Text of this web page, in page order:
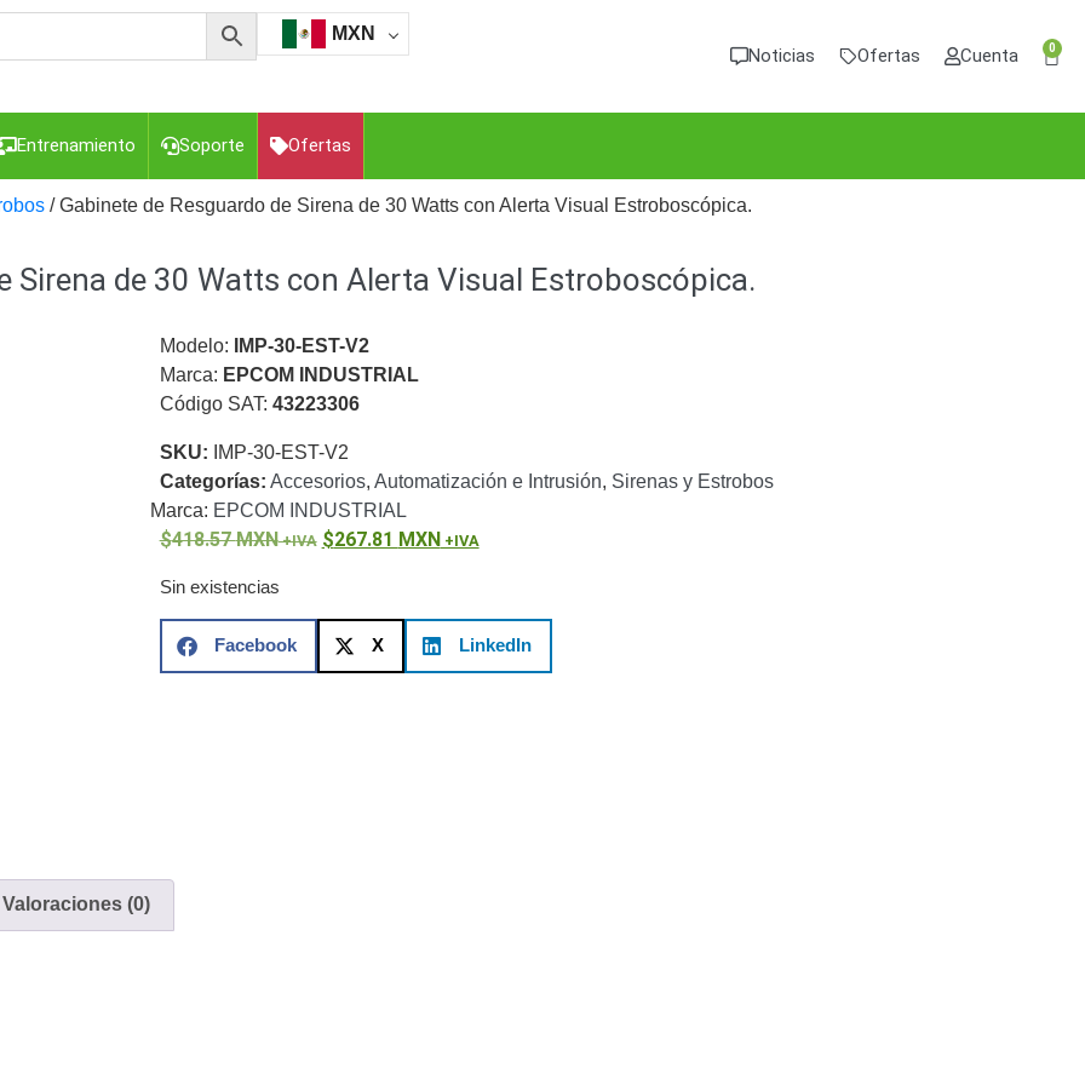
MXN
Noticias Ofertas Cuenta 0
Entrenamiento Soporte Ofertas
para Computadora y SmartphonesCajas de
y Brackets para Cámaras
Partes o
Transceptores de Video
Cable Coaxial y ConectoresCables Armados -
Para Alimentación y Electricidad
RG59 Tipo
Bala Codificadores y Decodificadores de
Fisheye y HemisféricasLente Motorizado
TurboHD de 8 Canales
/ Monitores
Directa
/ Gabinete de Resguardo de Sirena de 30 Watts con Alerta Visual Estroboscópica.
Sirena de 30 Watts con Alerta Visual Estroboscópica.
Modelo:
IMP-30-EST-V2
Marca: EPCOM INDUSTRIAL
Código SAT: 43223306
SKU:
IMP-30-EST-V2
Categorías: Accesorios, Automatización e Intrusión, Sirenas y Estrobos
Marca: EPCOM INDUSTRIAL
418.57MXN 267.81 MXN
Sin existencias
Facebook X LinkedIn
Valoraciones (0)